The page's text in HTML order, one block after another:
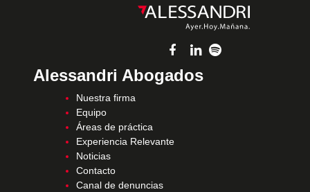
Alessandri Abogados
Nuestra firma
Equipo
Áreas de práctica
Experiencia Relevante
Noticias
Contacto
Canal de denuncias